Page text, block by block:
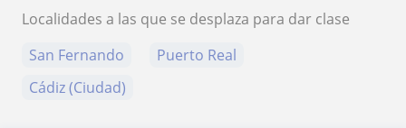
Localidades a las que se desplaza para dar clase
San Fernando
Puerto Real
Cádiz (Ciudad)